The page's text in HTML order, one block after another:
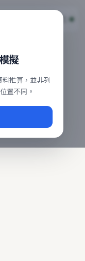
涵蓋自強、普悠瑪、
即時動態
擬
推算，並非列
置不同。